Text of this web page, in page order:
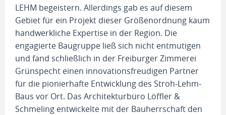
LEHM begeistern. Allerdings gab es auf diesem
Gebiet für ein Projekt dieser Größenordnung kaum
handwerkliche Expertise in der Region. Die
engagierte Baugruppe ließ sich nicht entmutigen
und fand schließlich in der Freiburger Zimmerei
Grünspecht einen innovationsfreudigen Partner
für die pionierhafte Entwicklung des Stroh-Lehm-
Baus vor Ort. Das Architekturbüro Löffler &
Schmeling entwickelte mit der Bauherrschaft den